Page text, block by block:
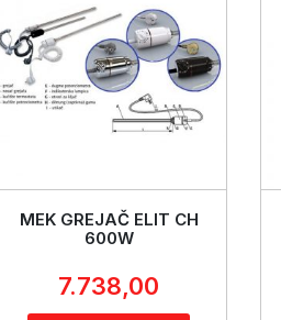
MEK GREJAČ ELIT CH
600W
7.738,00